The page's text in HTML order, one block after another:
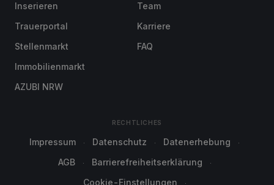
Inserieren
Trauerportal
Stellenmarkt
Immobilienmarkt
AZUBI NRW
Team
Karriere
FAQ
RECHTLICHES
Impressum Datenschutz
Datenerhebung
AGB
Barrierefreiheitserklärung
Cookie-Einstellungen